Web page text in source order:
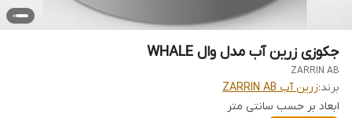
جکوزی زرین آب مدل وال WHALE
ZARRIN AB
برند:زرین آب ZARRIN AB
ابعاد بر حسب سانتی متر